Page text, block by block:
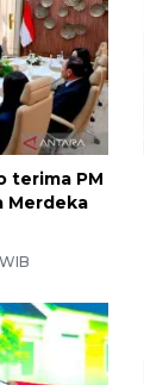
terima PM
Merdeka